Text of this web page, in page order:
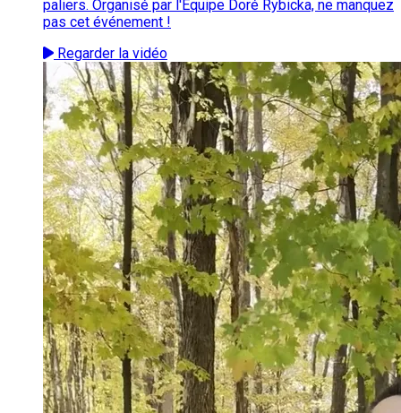
paliers. Organisé par l'Équipe Doré Rybicka, ne manquez
pas cet événement !
Regarder la vidéo